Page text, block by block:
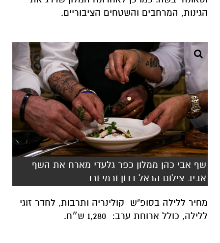
הגינות, המרחבים והשטחים הציבוריים.
שף אבי כהן ממלון כפר גלעדי מארח את השף
אביב צילום הראל דדון ורמי ורד
מחיר ללילה בסופ"ש קולינריה ותרבות, לחדר זוגי
ללילה, כולל ארוחת ערב: 1,280 ש״ח.